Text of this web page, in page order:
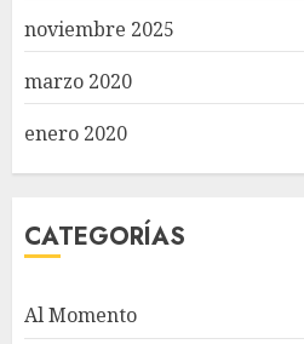
noviembre 2025
marzo 2020
enero 2020
CATEGORÍAS
Al Momento